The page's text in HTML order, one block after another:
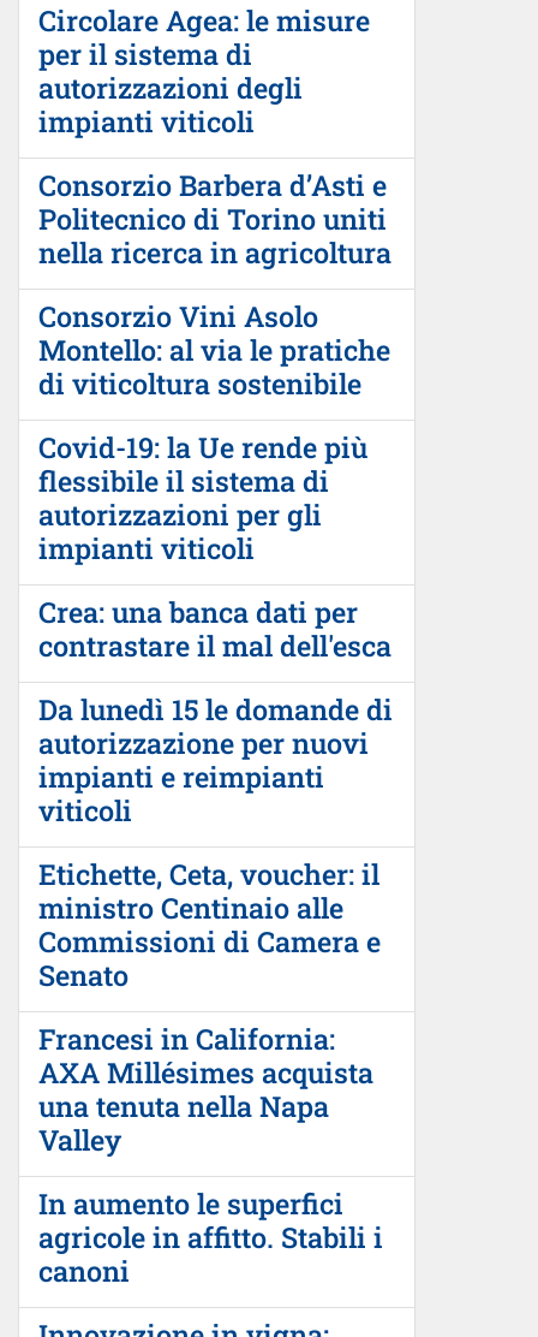
Circolare Agea: le misure
per il sistema di
autorizzazioni degli
impianti viticoli
Consorzio Barbera d’Asti e
Politecnico di Torino uniti
nella ricerca in agricoltura
Consorzio Vini Asolo
Montello: al via le pratiche
di viticoltura sostenibile
Covid-19: la Ue rende più
flessibile il sistema di
autorizzazioni per gli
impianti viticoli
Crea: una banca dati per
contrastare il mal dell'esca
Da lunedì 15 le domande di
autorizzazione per nuovi
impianti e reimpianti
viticoli
Etichette, Ceta, voucher: il
ministro Centinaio alle
Commissioni di Camera e
Senato
Francesi in California:
AXA Millésimes acquista
una tenuta nella Napa
Valley
In aumento le superfici
agricole in affitto. Stabili i
canoni